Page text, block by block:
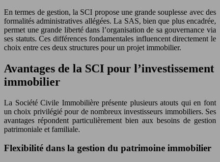
En termes de gestion, la SCI propose une grande souplesse avec des
formalités administratives allégées. La SAS, bien que plus encadrée,
permet une grande liberté dans l’organisation de sa gouvernance via
ses statuts. Ces différences fondamentales influencent directement le
choix entre ces deux structures pour un projet immobilier.
Avantages de la SCI pour l’investissement
immobilier
La Société Civile Immobilière présente plusieurs atouts qui en font
un choix privilégié pour de nombreux investisseurs immobiliers. Ses
avantages répondent particulièrement bien aux besoins de gestion
patrimoniale et familiale.
Flexibilité dans la gestion du patrimoine immobilier